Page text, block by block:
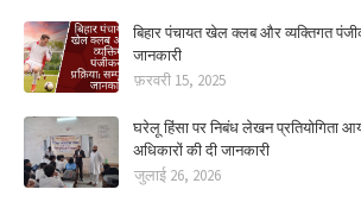
बिहार पंचायत खेल क्लब और व्यक्तिगत
जानकारी
फ़रवरी 15, 2025
घरेलू हिंसा पर निबंध लेखन प्रतियोगिता
अधिकारों की दी जानकारी
जुलाई 26, 2026